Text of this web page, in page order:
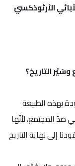
الأرثوذكسيّ
التاريخ؟
بهذه الطبيعة
المجتمع، لأنّها
إلى نهاية التاريخ